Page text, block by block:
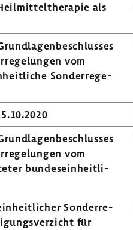
als
vom
Sonder­re­ge­
vom
bundes­ein­heit­li­
Sonder­re­
für